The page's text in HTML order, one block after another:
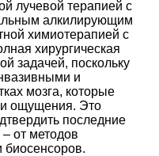
лучевой терапией с
алкилирующим
химиотерапией с
хирургическая
задачей, поскольку
и
мозга, которые
и ощущения. Это
последние
от методов
биосенсоров.